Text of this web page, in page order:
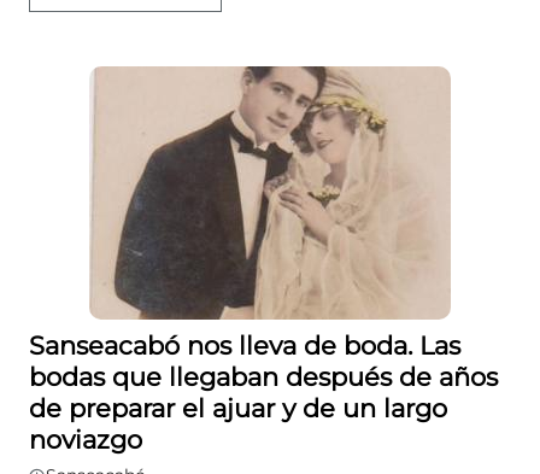
Sanseacabó nos lleva de boda. Las
bodas que llegaban después de años
de preparar el ajuar y de un largo
noviazgo